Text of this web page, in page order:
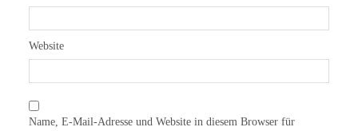
Website
Name, E-Mail-Adresse und Website in diesem Browser für